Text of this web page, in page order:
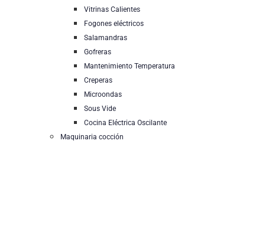
Vitrinas Calientes
Fogones eléctricos
Salamandras
Gofreras
Mantenimiento Temperatura
Creperas
Microondas
Sous Vide
Cocina Eléctrica Oscilante
Maquinaria cocción